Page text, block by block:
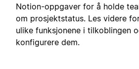
Notion-oppgaver for å holde
om prosjektstatus. Les videre
ulike funksjonene i tilkoblingen
konfigurere dem.